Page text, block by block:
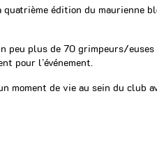
quatrième édition du maurienne
peu plus de 70 grimpeurs/
pour l’événement.
moment de vie au sein du club